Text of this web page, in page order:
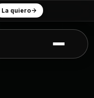
La quiero